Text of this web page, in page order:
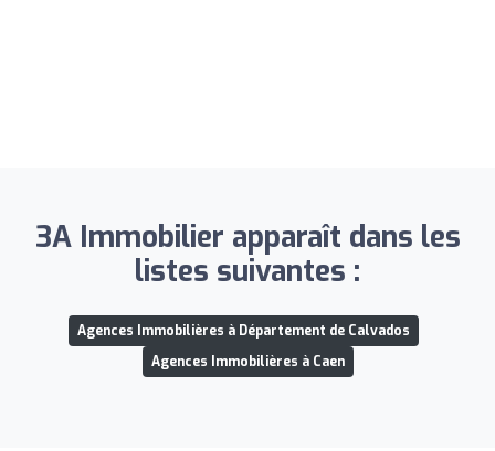
3A Immobilier apparaît dans les
listes suivantes :
Agences Immobilières à Département de Calvados
Agences Immobilières à Caen